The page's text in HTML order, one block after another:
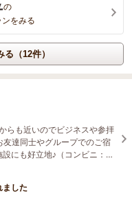
の
をみる
（12件）
も近いのでビジネスや参拝
達同士やグループでのご宿
にも好立地♪（コンビニ：徒
15分）
ました